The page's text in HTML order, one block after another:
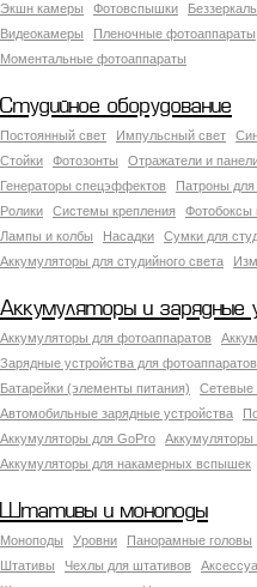
Экшн камеры
Фотовспышки
Видеокамеры
Пленочные фотоаппараты
Моментальные фотоаппараты
Студийное оборудование
Постоянный свет Импульсный свет
Стойки
Фотозонты Отражатели и
Генераторы спецэффектов
Патроны
Ролики
Системы крепления
Фотобоксы
Лампы и колбы
Насадки
Сумки для
Аккумуляторы для студийного света
Аккумуляторы и зарядные
Аккумуляторы для фотоаппаратов
Зарядные устройства для фотоаппаратов
Батарейки (элементы питания)
Сетевые
Автомобильные зарядные устройства
Аккумуляторы для GoPro
Аккумуляторы
Аккумуляторы для накамерных вспышек
Штативы и моноподы
Моноподы Уровни Панорамные головы
Штативы
Чехлы для штативов